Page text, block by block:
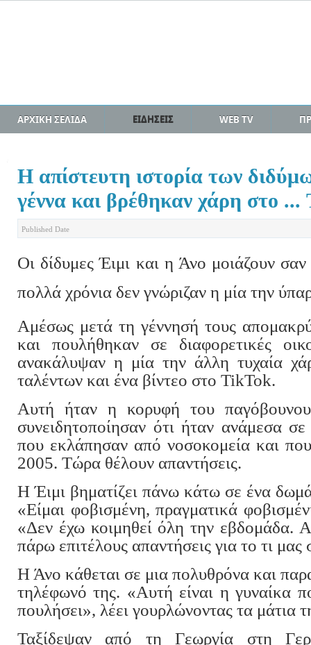
ΑΡΧΙΚΗ ΣΕΛΙΔΑ ΕΙΔΗΣΕΙΣ WEB TV
Η απίστευτη ιστορία των
γέννα και βρέθηκαν χάρη στο
Published Date
Οι δίδυμες Έιμι και η Άνο μοιάζουν
πολλά χρόνια δεν γνώριζαν η μία την
Αμέσως μετά τη γέννησή τους
και πουλήθηκαν σε διαφορετικές
ανακάλυψαν η μία την άλλη τυχαία
ταλέντων και ένα βίντεο στο TikTok.
Αυτή ήταν η κορυφή του
συνειδητοποίησαν ότι ήταν ανάμεσα
που εκλάπησαν από νοσοκομεία και
2005. Τώρα θέλουν απαντήσεις.
Η Έιμι βηματίζει πάνω κάτω σε ένα
«Είμαι φοβισμένη, πραγματικά
«Δεν έχω κοιμηθεί όλη την εβδομάδα.
πάρω επιτέλους απαντήσεις για το τι μας
Η Άνο κάθεται σε μια πολυθρόνα και
τηλέφωνό της. «Αυτή είναι η γυναίκα
πουλήσει», λέει γουρλώνοντας τα μάτια
Ταξίδεψαν από τη Γεωργία στη